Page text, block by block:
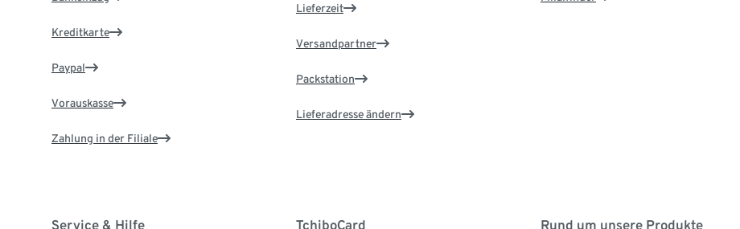
Kreditkarte
Paypal
Vorauskasse
Zahlung in der Filiale
Lieferzeit
Versandpartner
Packstation
Lieferadresse ändern
Service & Hilfe TchiboCard Rund um unsere Produkte